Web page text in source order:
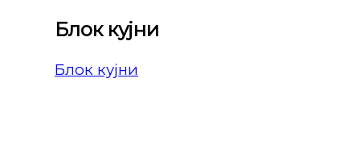
Блок кујни
Блок кујни